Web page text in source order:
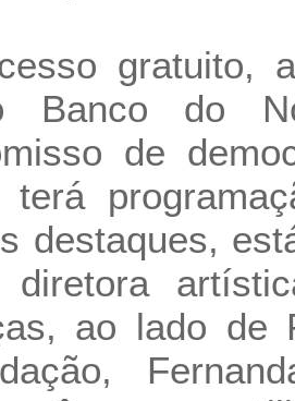
gratuito,
Banco do
de
terá
destaques,
ao lado de